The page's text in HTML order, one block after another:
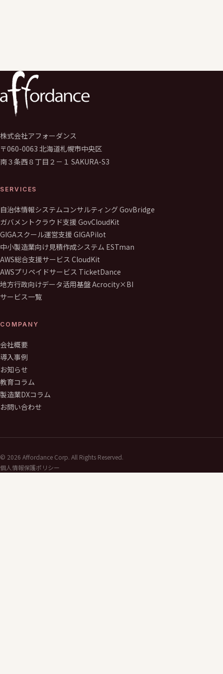
株式会社アフォーダンス
〒060-0063 北海道札幌市中央区
南３条西８丁目２－１ SAKURA-S3
SERVICES
自治体情報システムコンサルティング GovBridge
ガバメントクラウド支援 GovCloudKit
GIGAスクール運営支援 GIGAPilot
中小製造業向け見積作成システム ESTman
AWS総合支援サービス CloudKit
AWSプリペイドサービス TicketDance
地方行政向けデータ活用基盤 Acrocity×BI
サービス一覧
COMPANY
会社概要
導入事例
お知らせ
教育コラム
製造業DXコラム
お問い合わせ
© 2026 Affordance Corp. All Rights Reserved.
個人情報保護ポリシー